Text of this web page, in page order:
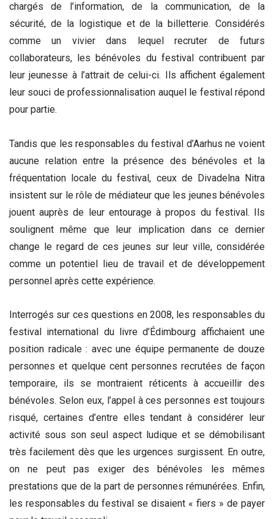
chargés de l’information, de la communication, de la
sécurité, de la logistique et de la billetterie. Considérés
comme un vivier dans lequel recruter de futurs
collaborateurs, les bénévoles du festival contribuent par
leur jeunesse à l’attrait de celui-ci. Ils affichent également
leur souci de professionnalisation auquel le festival répond
pour partie.
Tandis que les responsables du festival d’Aarhus ne voient
aucune relation entre la présence des bénévoles et la
fréquentation locale du festival, ceux de Divadelna Nitra
insistent sur le rôle de médiateur que les jeunes bénévoles
jouent auprès de leur entourage à propos du festival. Ils
soulignent même que leur implication dans ce dernier
change le regard de ces jeunes sur leur ville, considérée
comme un potentiel lieu de travail et de développement
personnel après cette expérience.
Interrogés sur ces questions en 2008, les responsables du
festival international du livre d’Édimbourg affichaient une
position radicale : avec une équipe permanente de douze
personnes et quelque cent personnes recrutées de façon
temporaire, ils se montraient réticents à accueillir des
bénévoles. Selon eux, l’appel à ces personnes est toujours
risqué, certaines d’entre elles tendant à considérer leur
activité sous son seul aspect ludique et se démobilisant
très facilement dès que les urgences surgissent. En outre,
on ne peut pas exiger des bénévoles les mêmes
prestations que de la part de personnes rémunérées. Enfin,
les responsables du festival se disaient « fiers » de payer